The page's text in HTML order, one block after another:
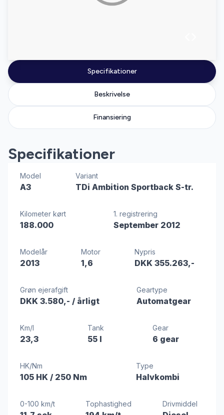
Specifikationer
Beskrivelse
Finansiering
Specifikationer
Model
A3
Variant
TDi Ambition Sportback S-tr.
Kilometer kørt
188.000
1. registrering
September 2012
Modelår
2013
Motor
1,6
Nypris
DKK 355.263,-
Grøn ejerafgift
DKK 3.580,- / årligt
Geartype
Automatgear
Km/l
23,3
Tank
55 l
Gear
6 gear
HK/Nm
105 HK / 250 Nm
Type
Halvkombi
0-100 km/t Tophastighed Drivmiddel